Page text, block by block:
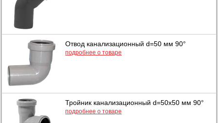
Отвод канализационный d=50 мм 90°
подробнее о товаре
Тройник канализационный d=50х50 мм 90°
подробнее о товаре